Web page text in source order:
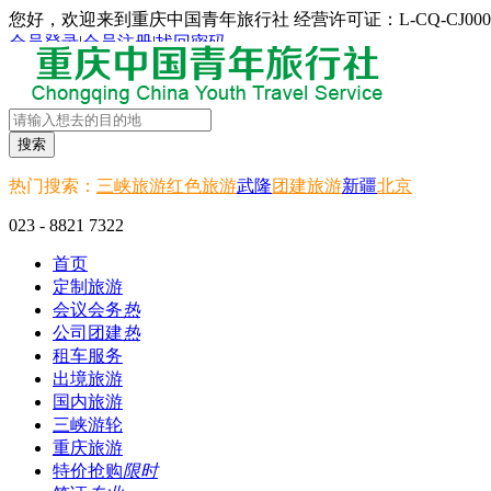
您好，欢迎来到重庆中国青年旅行社 经营许可证：L-CQ-
会员登录|会员注册|找回密码
搜索
热门搜索： 三峡旅游红色旅游武隆团建旅游新疆北京
023 - 8821 7322
首页
定制旅游
会议会务热
公司团建热
租车服务
出境旅游
国内旅游
三峡游轮
重庆旅游
特价抢购限时